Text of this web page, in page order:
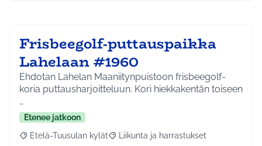
Frisbeegolf-puttauspaikka
Lahelaan #1960
Ehdotan Lahelan Maaniitynpuistoon frisbeegolf-
koria puttausharjoitteluun. Kori hiekkakentän toiseen
…
Etenee jatkoon
Rajaa tulokset aihepiirin mukaan: Etelä-Tuusulan kylät
Etelä-Tuusulan kylät Rajaa tulokset teeman mukaan:
Liikunta ja harrastukset